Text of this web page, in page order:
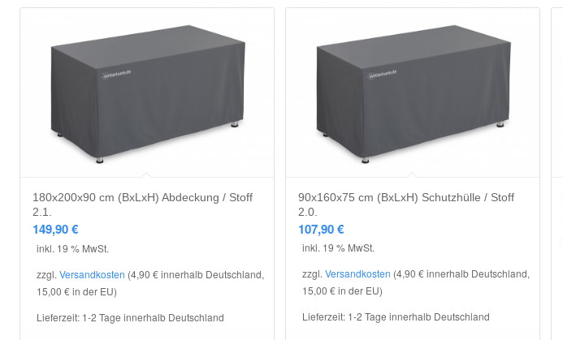
180x200x90 cm (BxLxH) Abdeckung / Stoff
2.1.
149,90€
inkl. 19 % MwSt.
zzgl. Versandkosten (4,90 € innerhalb Deutschland,
15,00 € in der EU)
Lieferzeit: 1-2 Tage innerhalb Deutschland
90x160x75 cm (BxLxH) Schutzhülle / Stoff
2.0.
107,90€
inkl. 19 % MwSt.
zzgl.Versandkosten (4,90 € innerhalb Deutschland,
15,00 € in der EU)
Lieferzeit: 1-2 Tage innerhalb Deutschland